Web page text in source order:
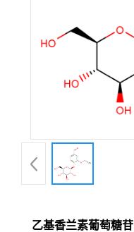
产
乙基香兰素葡萄糖苷